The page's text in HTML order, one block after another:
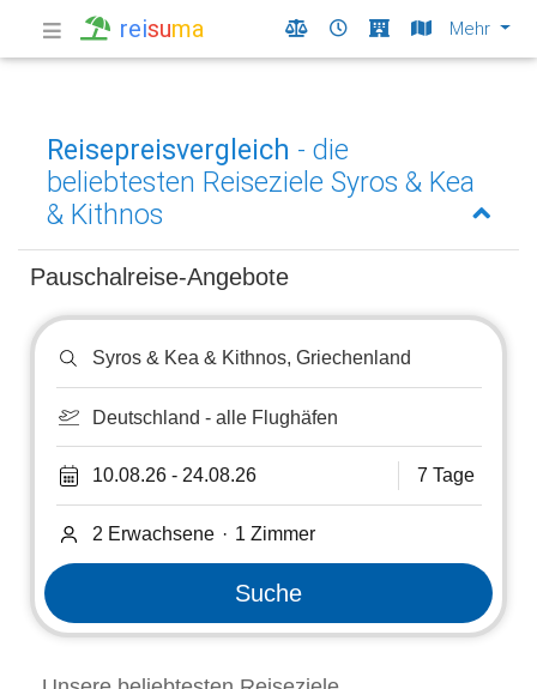
reisuma Mehr
Reisepreisvergleich - die
beliebtesten Reiseziele Syros & Kea
& Kithnos